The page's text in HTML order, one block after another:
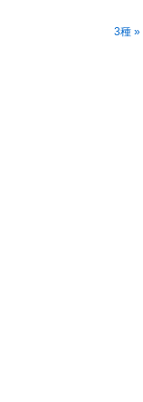
3種 »